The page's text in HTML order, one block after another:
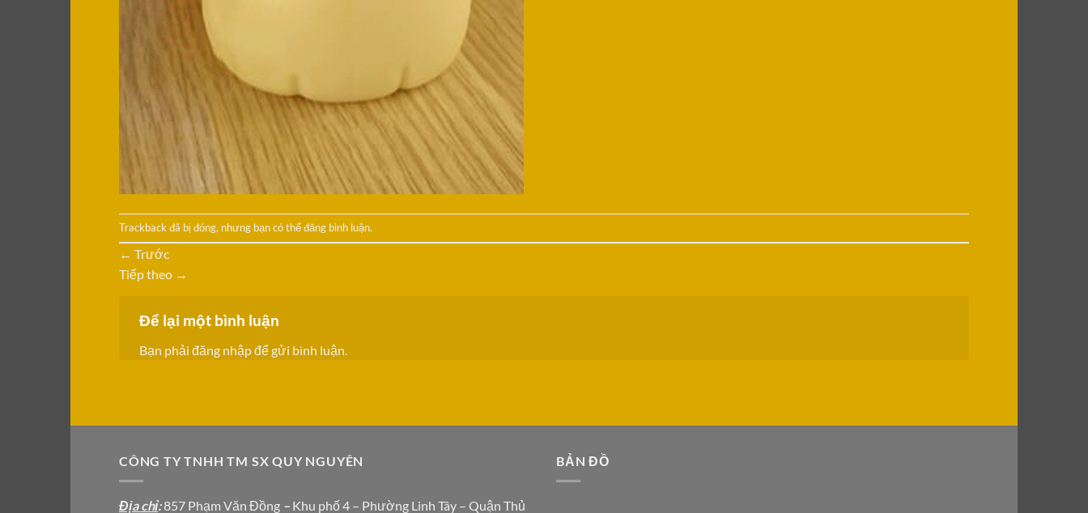
Trackback đã bị đóng, nhưng bạn có thểđăng bình luận.
← Trước
Tiếp theo →
Để lại một bình luận
Bạn phải đăng nhậpđể gửi bình luận.
CÔNG TY TNHH TM SX QUY NGUYÊN
Địa chỉ:857 Phạm Văn Đồng – Khu phố 4 – Phường Linh Tây – Quận Thủ
BẢN ĐỒ